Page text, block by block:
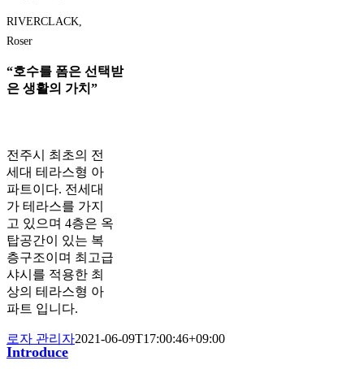
RIVERCLACK,
Roser
“호수를 폼은 선택받
은 생활의 가치”
전주시 최초의 전
세대 테라스형 아
파트이다. 전세대
가 테라스를 가지
고 있으며 4층은 옥
탑공간이 있는 복
층구조이며 최고급
샤시를 적용한 최
상의 테라스형 아
파트 입니다.
로자 관리자2021-06-09T17:00:46+09:00
Introduce